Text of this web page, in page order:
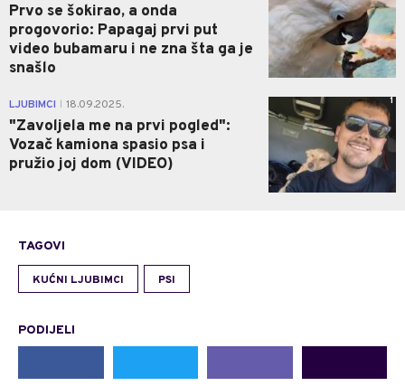
Prvo se šokirao, a onda
progovorio: Papagaj prvi put
video bubamaru i ne zna šta ga je
snašlo
LJUBIMCI 18.09.2025.
"Zavoljela me na prvi pogled":
Vozač kamiona spasio psa i
pružio joj dom (VIDEO)
1
TAGOVI
KUĆNI LJUBIMCI PSI
PODIJELI